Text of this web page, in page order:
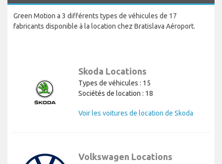
Green Motion a 3 différents types de véhicules de 17
fabricants disponible à la location chez Bratislava Aéroport.
Skoda Locations
Types de véhicules : 15
Sociétés de location : 18
Voir les voitures de location de Skoda
Volkswagen Locations